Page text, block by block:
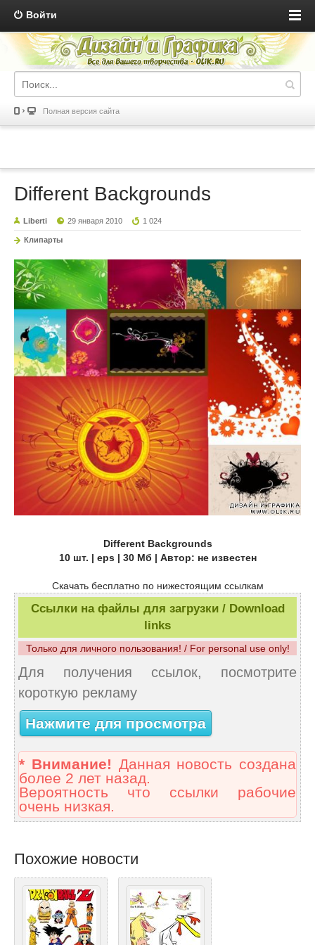
Войти
Полная версия сайта
Different Backgrounds
Liberti 29 января 2010 1 024
Клипарты
Different Backgrounds
10 шт. | eps | 30 Мб | Автор: не известен
Скачать бесплатно по нижестоящим ссылкам
Ссылки на файлы для загрузки / Download
links
Только для личного пользования! / For personal use only!
Для получения ссылок, посмотрите
короткую рекламу
Нажмите для просмотра
* Внимание! Данная новость создана
более 2 лет назад.
Вероятность что ссылки рабочие
очень низкая.
Похожие новости